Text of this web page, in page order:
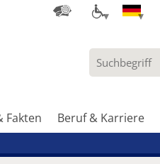
Fakten Beruf & Karriere